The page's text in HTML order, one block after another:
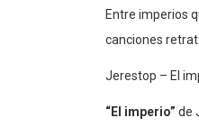
Entre imperios
canciones
Jerestop – El
“El imperio” de